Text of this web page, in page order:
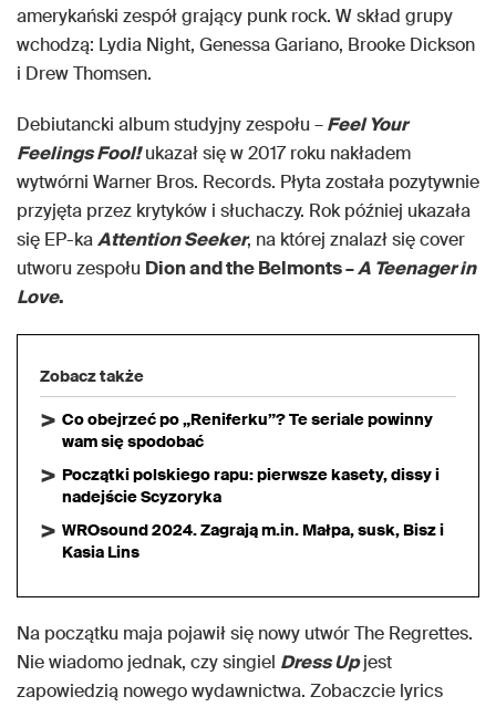
amerykański zespół grający punk rock. W skład grupy
wchodzą: Lydia Night, Genessa Gariano, Brooke Dickson
i Drew Thomsen.
Debiutancki album studyjny zespołu –Feel Your
Feelings Fool!ukazał się w 2017 roku nakładem
wytwórni Warner Bros. Records. Płyta została pozytywnie
przyjęta przez krytyków i słuchaczy. Rok później ukazała
się EP-kaAttention Seeker, na której znalazł się cover
utworu zespołu Dion and the Belmonts –A Teenager in
Love.
Zobacz także
Co obejrzeć po „Reniferku”? Te seriale powinny
wam się spodobać
Początki polskiego rapu: pierwsze kasety, dissy i
nadejście Scyzoryka
WROsound 2024. Zagrają m.in. Małpa, susk, Bisz i
Kasia Lins
Na początku maja pojawił się nowy utwór The Regrettes.
Nie wiadomo jednak, czy singiel Dress Upjest
zapowiedzią nowego wydawnictwa. Zobaczcie lyrics